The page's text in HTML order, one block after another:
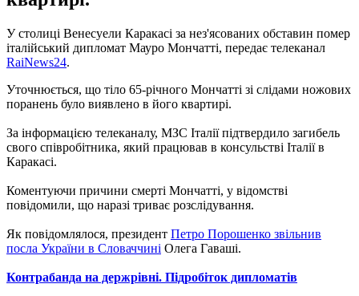
У столиці Венесуели Каракасі за нез'ясованих обставин помер
італійський дипломат Мауро Мончатті, передає телеканал
RaiNews24.
Уточнюється, що тіло 65-річного Мончатті зі слідами ножових
поранень було виявлено в його квартирі.
За інформацією телеканалу, МЗС Італії підтвердило загибель
свого співробітника, який працював в консульстві Італії в
Каракасі.
Коментуючи причини смерті Мончатті, у відомстві
повідомили, що наразі триває розслідування.
Як повідомлялося, президент Петро Порошенко звільнив
посла України в Словаччині Олега Гаваші.
Контрабанда на держрівні. Підробіток дипломатів